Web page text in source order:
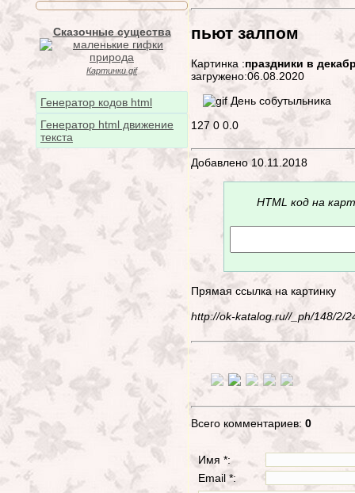
Сказочные существа
Картинки gif
Генератор кодов html
Генератор html движение
текста
пьют залпом
Картинка :праздники в
загружено:06.08.2020
127 0 0.0
Добавлено 10.11.2018
HTML код на
Прямая ссылка на картинку
http://ok-katalog.ru//_ph/148/2/
Всего комментариев: 0
Имя *:
Email *: